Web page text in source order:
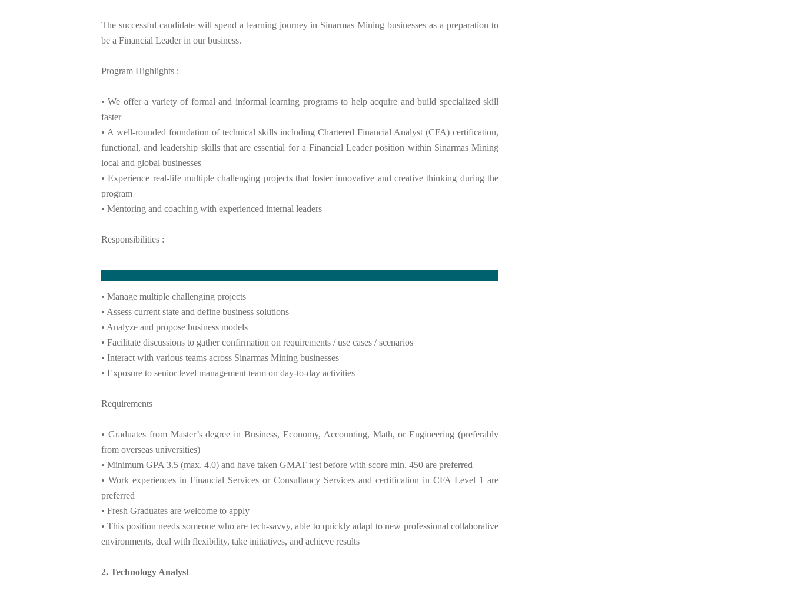
The successful candidate will spend a learning journey in Sinarmas Mining businesses as a preparation to
be a Financial Leader in our business.
Program Highlights :
• We offer a variety of formal and informal learning programs to help acquire and build specialized skill
faster
• A well-rounded foundation of technical skills including Chartered Financial Analyst (CFA) certification,
functional, and leadership skills that are essential for a Financial Leader position within Sinarmas Mining
local and global businesses
• Experience real-life multiple challenging projects that foster innovative and creative thinking during the
program
• Mentoring and coaching with experienced internal leaders
Responsibilities :
• Manage multiple challenging projects
• Assess current state and define business solutions
• Analyze and propose business models
• Facilitate discussions to gather confirmation on requirements / use cases / scenarios
• Interact with various teams across Sinarmas Mining businesses
• Exposure to senior level management team on day-to-day activities
Requirements
• Graduates from Master’s degree in Business, Economy, Accounting, Math, or Engineering (preferably
from overseas universities)
• Minimum GPA 3.5 (max. 4.0) and have taken GMAT test before with score min. 450 are preferred
• Work experiences in Financial Services or Consultancy Services and certification in CFA Level 1 are
preferred
• Fresh Graduates are welcome to apply
• This position needs someone who are tech-savvy, able to quickly adapt to new professional collaborative
environments, deal with flexibility, take initiatives, and achieve results
2. Technology Analyst